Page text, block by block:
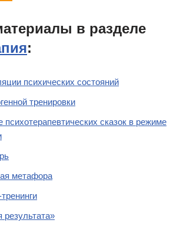
в разделе
:
психических состояний
тренировки
психотерапевтических сказок в режиме
метафора
результата»